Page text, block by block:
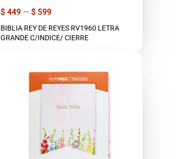
Precio
$ 449 — $ 599
BIBLIA REY DE REYES RV1960 LETRA
GRANDE C/INDICE/ CIERRE